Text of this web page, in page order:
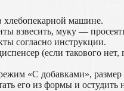
хлебопекарной машине.
взвесить, муку —
согласно инструкции.
(если такового
«С добавками»,
его из формы и остудить